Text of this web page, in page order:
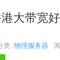
大带宽
类 :物理服务器